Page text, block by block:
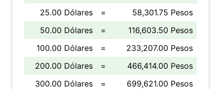
25.00 Dólares
=
58,301.75 Pesos
50.00 Dólares
=
116,603.50 Pesos
100.00 Dólares
=
233,207.00 Pesos
200.00 Dólares
=
466,414.00 Pesos
300.00 Dólares
=
699,621.00 Pesos